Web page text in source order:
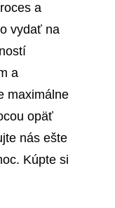
a
vydať na
a
maximálne
opäť
nás ešte
Kúpte si